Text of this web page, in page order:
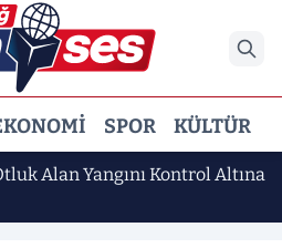
SPOR KÜLTÜR
Alan Yangını Kontrol Altına